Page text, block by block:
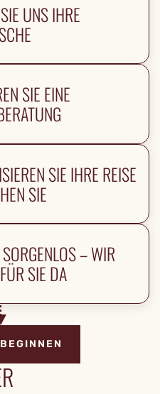
UNS IHRE
SIE EINE
SIE IHRE REISE
SIE
– WIR
SIE DA